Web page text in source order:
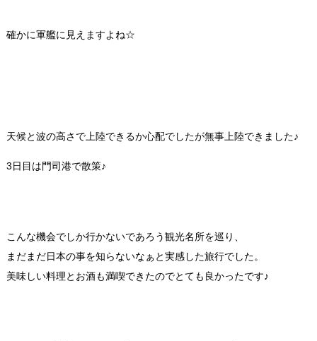
確かに軍艦に見えますよね☆
天候と波の高さで上陸できるか心配でしたが無事上陸できました♪
3日目は門司港で散策♪
こんな機会でしか行かないであろう観光名所を巡り、
まだまだ日本の事を知らないなぁと実感した旅行でした。
美味しい料理とお酒も満喫できたのでとても良かったです♪